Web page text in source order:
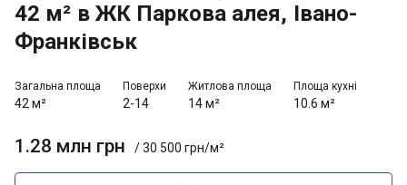
42 м² в ЖК Паркова алея, Івано-
Франківськ
Загальна площа
42 м²
Поверхи
2-14
Житлова площа
14 м²
Площа кухні
10.6 м²
1.28 млн грн / 30 500 грн/м²